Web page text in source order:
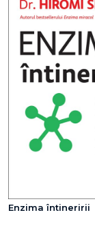
Enzima întineririi